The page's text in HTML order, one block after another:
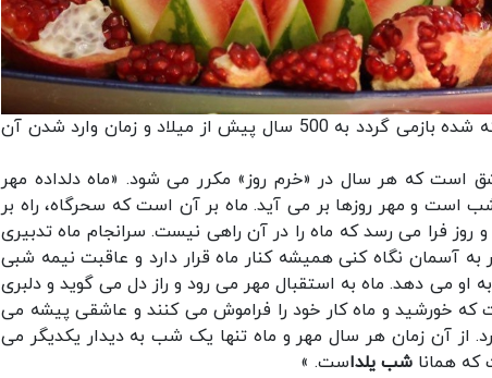
یی که به رسمیت شناخته شده بازمی گردد به 500 سال پیش از میلاد و زمان وارد شدن آن
است که هر سال در «خرم روز» مکرر می شود. «ماه دلداده مهر
است و مهر روزها بر می آید. ماه بر آن است که سحرگاه، راه بر
روز فرا می رسد که ماه را در آن راهی نیست. سرانجام ماه تدبیری
آسمان نگاه کنی همیشه کنار ماه قرار دارد و عاقبت نیمه شبی
او می دهد. ماه به استقبال مهر می رود و راز دل می گوید و دلبری
که خورشید و ماه کار خود را فراموش می کنند و عاشقی پیشه می
از آن زمان هر سال مهر و ماه تنها یک شب به دیدار یکدیگر می
همانا شب یلداست. »